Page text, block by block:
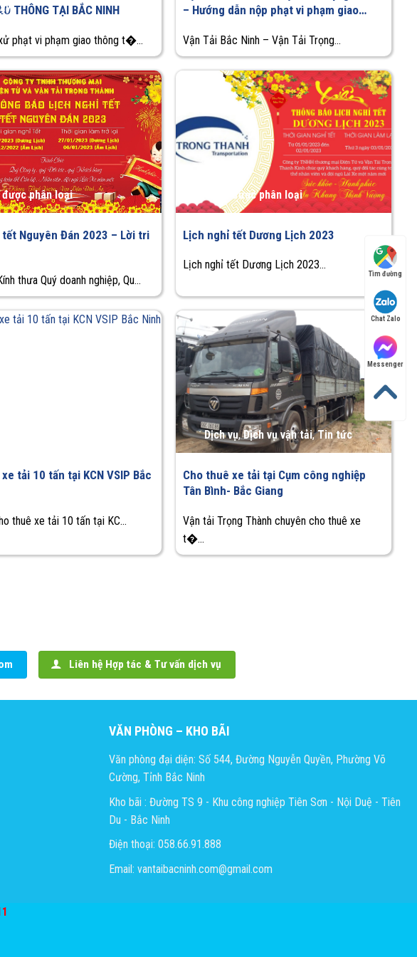
THÔNG TẠI BẮC NINH
phạt vi phạm giao thông t�...
– Hướng dẫn nộp phạt vi phạm giao
Vận Tải Bắc Ninh – Vận Tải Trọng...
được phân loại
Nguyên Đán 2023 – Lời tri
thưa Quý doanh nghiệp, Qu...
Chưa được phân loại
Lịch nghỉ tết Dương Lịch 2023
Lịch nghỉ tết Dương Lịch 2023...
tải 10 tấn tại KCN VSIP Bắc
thuê xe tải 10 tấn tại KC...
Dịch vụ,Dịch vụ vận tải,Tin tức
Cho thuê xe tải tại Cụm công nghiệp
Tân Bình- Bắc Giang
Vận tải Trọng Thành chuyên cho thuê xe
t�...
Liên hệ Hợp tác & Tư vấn dịch vụ
VĂN PHÒNG – KHO BÃI
Văn phòng đại diện: Số 544, Đường Nguyễn Quyền, Phường Võ
Cường, Tỉnh Bắc Ninh
Kho bãi : Đường TS 9 - Khu công nghiệp Tiên Sơn - Nội Duệ - Tiên
Du - Bắc Ninh
Điện thoại: 058.66.91.888
Email: vantaibacninh.com@gmail.com
Tìm đường
Chat Zalo
Messenger